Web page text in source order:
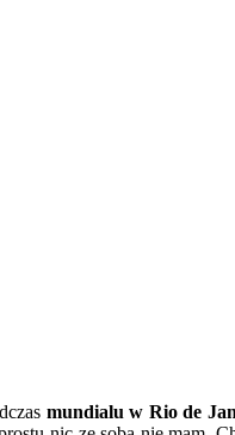
mundialu w Rio de